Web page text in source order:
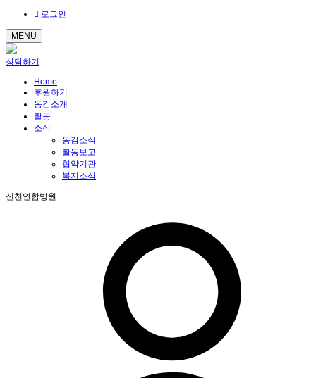
로그인
MENU
상담하기
Home
후원하기
동감소개
활동
소식
동감소식
활동보고
협약기관
복지소식
신천연합병원